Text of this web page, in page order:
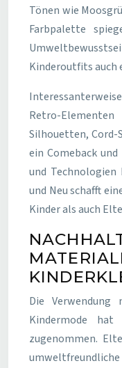
Tönen wie
Farbpalette
Kinderoutfits auch
Retro-
Silhouetten, Cord-
ein Comeback
und
und Neu schafft
Kinder als auch
Die
Kindermode
zugenommen.